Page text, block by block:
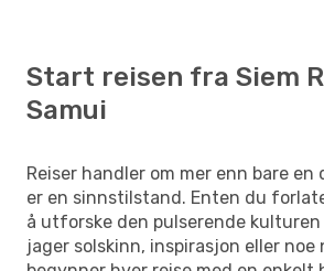
Start reisen fra Siem
Samui
Reiser handler om mer enn bare
er en sinnstilstand. Enten du
å utforske den pulserende
jager solskinn, inspirasjon eller noe